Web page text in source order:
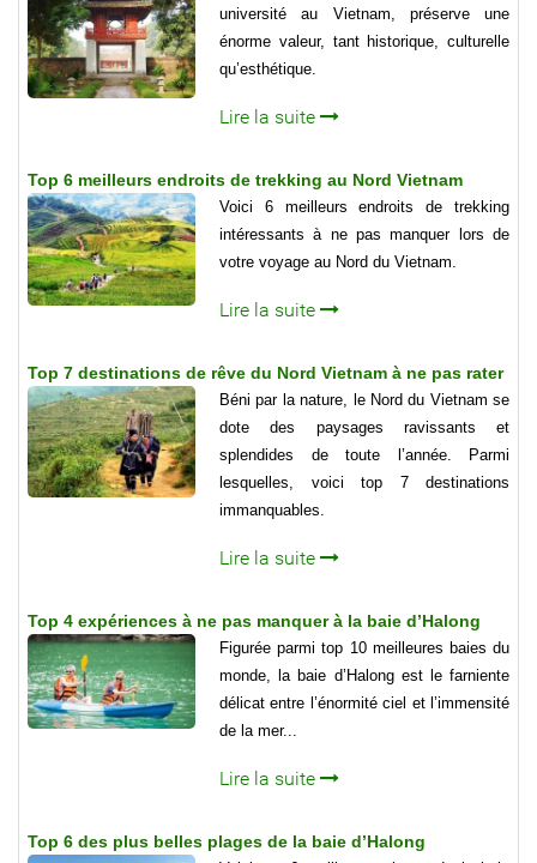
université au Vietnam, préserve une
énorme valeur, tant historique, culturelle
qu’esthétique.
Lire la suite
Top 6 meilleurs endroits de trekking au Nord Vietnam
Voici 6 meilleurs endroits de trekking
intéressants à ne pas manquer lors de
votre voyage au Nord du Vietnam.
Lire la suite
Top 7 destinations de rêve du Nord Vietnam à ne pas rater
Béni par la nature, le Nord du Vietnam se
dote des paysages ravissants et
splendides de toute l’année. Parmi
lesquelles, voici top 7 destinations
immanquables.
Lire la suite
Top 4 expériences à ne pas manquer à la baie d’Halong
Figurée parmi top 10 meilleures baies du
monde, la baie d’Halong est le farniente
délicat entre l’énormité ciel et l’immensité
de la mer...
Lire la suite
Top 6 des plus belles plages de la baie d’Halong